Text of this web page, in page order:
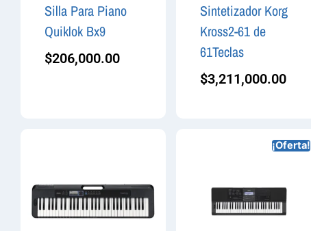
Silla Para Piano
Quiklok Bx9
$206,000.00
Sintetizador Korg
Kross2-61 de
61Teclas
$3,211,000.00
¡Oferta!